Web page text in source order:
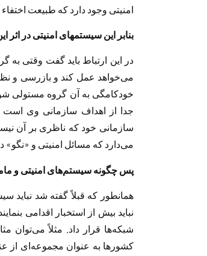
امنیتی وجود دارد که طبیعت
بنابر اين سیستمهای امنیتی در اثر
در این ارتباط باید گفت وقتی
می‌خواهد عمل کند و بازرسی و
خودکامگی به آن گروه مستولی
جدا از اهداف سازمانی وی است
سازمانی خود که ناظری بر آن
می‌دارد که مسائل امنیتی و
پس چگونه سیستم‌های امنیتی و
همانطور که قبلاً گفته شد نباید
نباید بیش از استخبار اقدامی
شبکه‌ها قرار داد. مثلاً می‌توان
کشورها به عنوان مجموعه‌ای از